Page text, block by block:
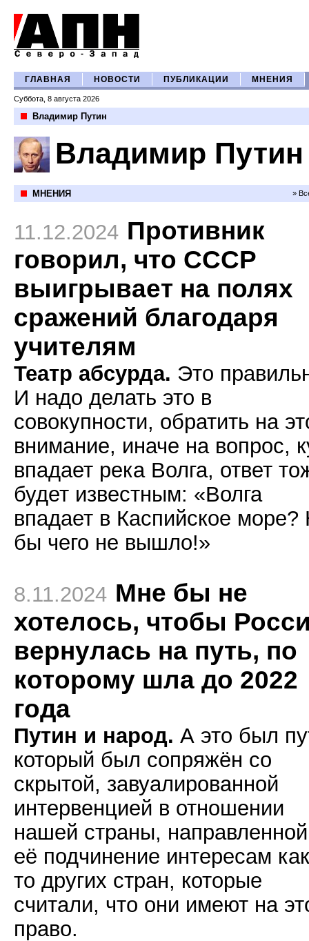
ГЛАВНАЯ НОВОСТИ ПУБЛИКАЦИИ МНЕНИЯ
Суббота, 8 августа 2026
Владимир Путин
Владимир Путин
МНЕНИЯ »
11.12.2024 Противник
говорил, что СССР
выигрывает на полях
сражений благодаря
учителям
Театр абсурда. Это
И надо делать это в
совокупности, обратить на
внимание, иначе на вопрос,
впадает река Волга, ответ
будет известным: «Волга
впадает в Каспийское море?
бы чего не вышло!»
8.11.2024 Мне бы не
хотелось, чтобы
вернулась на путь, по
которому шла до 2022
года
Путин и народ. А это был
который был сопряжён со
скрытой, завуалированной
интервенцией в отношении
нашей страны,
её подчинение интересам
то других стран, которые
считали, что они имеют на
право.